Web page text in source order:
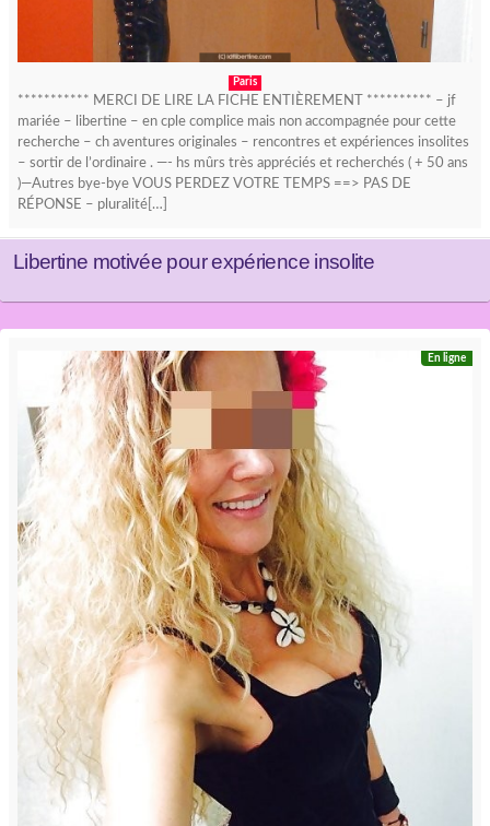
Paris
*********** MERCI DE LIRE LA FICHE ENTIÈREMENT ********** – jf
mariée – libertine – en cple complice mais non accompagnée pour cette
recherche – ch aventures originales – rencontres et expériences insolites
– sortir de l’ordinaire . —- hs mûrs très appréciés et recherchés ( + 50 ans
)—Autres bye-bye VOUS PERDEZ VOTRE TEMPS ==> PAS DE
RÉPONSE – pluralité[…]
Libertine motivée pour expérience insolite
En ligne